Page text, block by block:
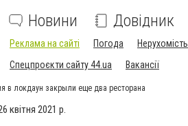
Новини Довідник
Реклама на сайті Погода Нерухомість
Спецпроєкти сайту 44.ua
Вакансії
в локдаун закрыли еще два ресторана
квітня 2021 р.